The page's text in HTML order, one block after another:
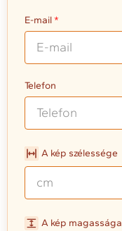
E-mail
Telefon
A kép szélessége
A kép magassága